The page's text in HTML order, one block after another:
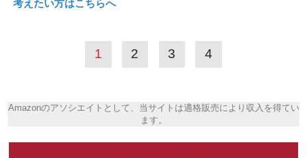
考えたい方はこちらへ
1 2 3 4
Amazonのアソシエイトとして、当サイトは適格販売により収入を得てい
ます。